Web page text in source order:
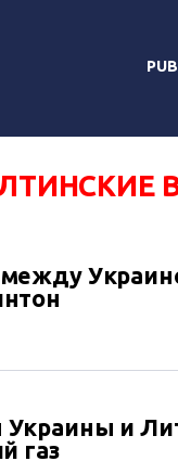
и
газ